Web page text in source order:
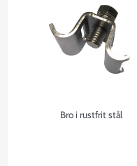
Bro i rustfrit stål